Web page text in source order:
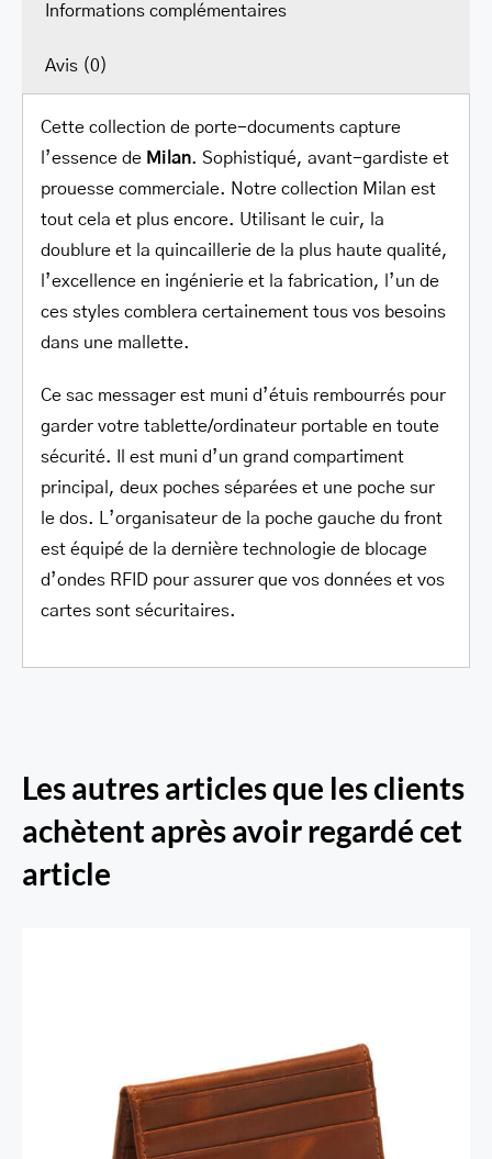
Informations complémentaires
Avis (0)
Cette collection de porte-documents capture
l’essence de Milan. Sophistiqué, avant-gardiste et
prouesse commerciale. Notre collection Milan est
tout cela et plus encore. Utilisant le cuir, la
doublure et la quincaillerie de la plus haute qualité,
l’excellence en ingénierie et la fabrication, l’un de
ces styles comblera certainement tous vos besoins
dans une mallette.
Ce sac messager est muni d’étuis rembourrés pour
garder votre tablette/ordinateur portable en toute
sécurité. Il est muni d’un grand compartiment
principal, deux poches séparées et une poche sur
le dos. L’organisateur de la poche gauche du front
est équipé de la dernière technologie de blocage
d’ondes RFID pour assurer que vos données et vos
cartes sont sécuritaires.
Les autres articles que les clients
achètent après avoir regardé cet
article
Porte-cartes RFID Secure